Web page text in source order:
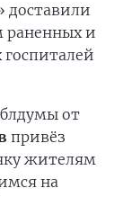
доставили
раненных и
от
привёз
жителям
на